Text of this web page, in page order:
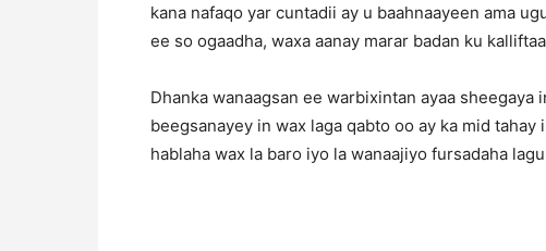
kana nafaqo yar cuntadii ay u baahnaayeen ama
ee so ogaadha, waxa aanay marar badan ku
Dhanka wanaagsan ee warbixintan ayaa
beegsanayey in wax laga qabto oo ay ka mid
hablaha wax la baro iyo la wanaajiyo fursadaha